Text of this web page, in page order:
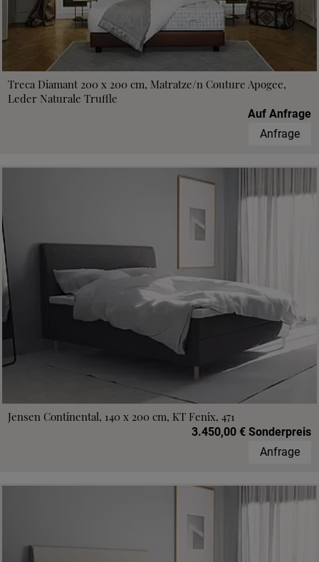
Treca Diamant 200 x 200 cm, Matratze/n Couture Apogee,
Leder Naturale Truffle
Auf Anfrage
Anfrage
Jensen Continental, 140 x 200 cm, KT Fenix, 471
3.450,00 € Sonderpreis
Anfrage